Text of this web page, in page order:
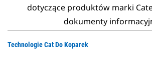
dotyczące produktów marki
dokumenty
Technologie Cat Do Koparek